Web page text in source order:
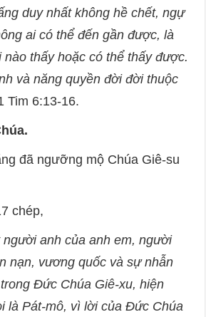
duy nhất không hề chết, ngự
ai có thể đến gần được, là
thấy hoặc có thể thấy được.
và năng quyền đời đời thuộc
Tim 6:13-16.
đã ngưỡng mộ Chúa Giê-su
chép,
người anh của anh em, người
nạn, vương quốc và sự nhẫn
Đức Chúa Giê-xu, hiện
là Pát-mô, vì lời của Đức Chúa